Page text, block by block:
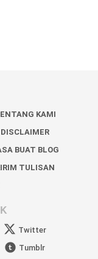
KAMI
DISCLAIMER
BUAT BLOG
TULISAN
Twitter
Tumblr